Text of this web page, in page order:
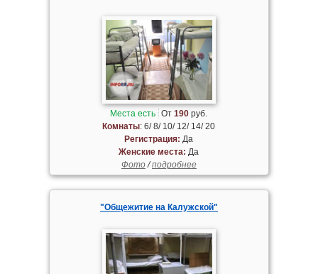
Места есть От190 руб.
Комнаты: 6/ 8/ 10/ 12/ 14/ 20
Регистрация: Да
Женские места: Да
Фото/подробнее
"Общежитие на Калужской"